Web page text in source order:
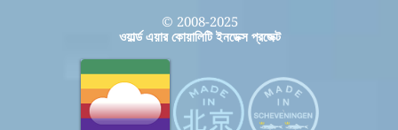
© 2008-2025
ওয়ার্ল্ড এয়ার কোয়ালিটি ইনডেক্স প্রজেক্ট